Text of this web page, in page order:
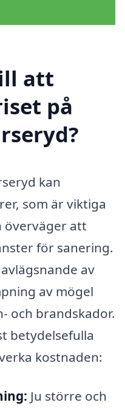
att
på
kan
som är viktiga
överväger att
för sanering.
av
av mögel
och brandskador.
betydelsefulla
kostnaden:
Ju större och